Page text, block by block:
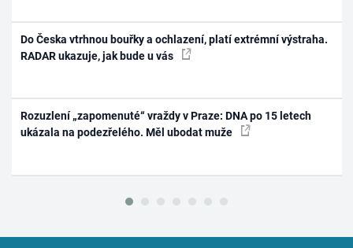
Do Česka vtrhnou bouřky a ochlazení, platí extrémní výstraha.
RADAR ukazuje, jak bude u vás
Rozuzlení „zapomenuté“ vraždy v Praze: DNA po 15 letech
ukázala na podezřelého. Měl ubodat muže